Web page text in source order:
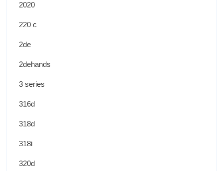
2020
220 c
2de
2dehands
3 series
316d
318d
318i
320d